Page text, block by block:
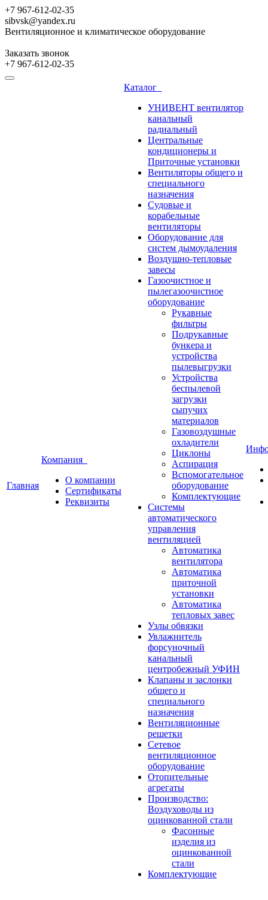
+7 967-612-02-35
sibvsk@yandex.ru
Вентиляционное и климатическое оборудование
Заказать звонок
+7 967-612-02-35
Главная
Компания
О компании
Сертификаты
Реквизиты
Каталог
УНИВЕНТ вентилятор
канальный
радиальный
Центральные
кондиционеры и
Приточные установки
Вентиляторы общего и
специального
назначения
Судовые и
корабельные
вентиляторы
Оборудование для
систем дымоудаления
Воздушно-тепловые
завесы
Газоочистное и
пылегазоочистное
оборудование
Рукавные
фильтры
Подрукавные
бункера и
устройства
пылевыгрузки
Устройства
беспылевой
загрузки
сыпучих
материалов
Газовоздушные
охладители
Циклоны
Аспирация
Вспомогательное
оборудование
Комплектующие
Системы
автоматического
управления
вентиляцией
Автоматика
вентилятора
Автоматика
приточной
установки
Автоматика
тепловых завес
Узлы обвязки
Увлажнитель
форсуночный
канальный
центробежный УФИН
Клапаны и заслонки
общего и
специального
назначения
Вентиляционные
решетки
Сетевое
вентиляционное
оборудование
Отопительные
агрегаты
Производство:
Воздуховоды из
оцинкованной стали
Фасонные
изделия из
оцинкованной
стали
Комплектующие